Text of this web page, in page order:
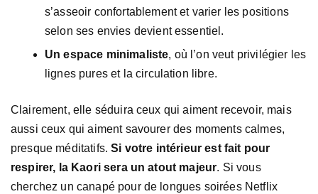
s’asseoir confortablement et varier les positions
selon ses envies devient essentiel.
Un espace minimaliste, où l’on veut privilégier les
lignes pures et la circulation libre.
Clairement, elle séduira ceux qui aiment recevoir, mais
aussi ceux qui aiment savourer des moments calmes,
presque méditatifs.Si votre intérieur est fait pour
respirer, la Kaori sera un atout majeur. Si vous
cherchez un canapé pour de longues soirées Netflix